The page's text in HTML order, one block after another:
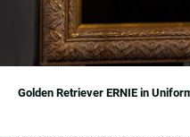
Golden Retriever ERNIE in